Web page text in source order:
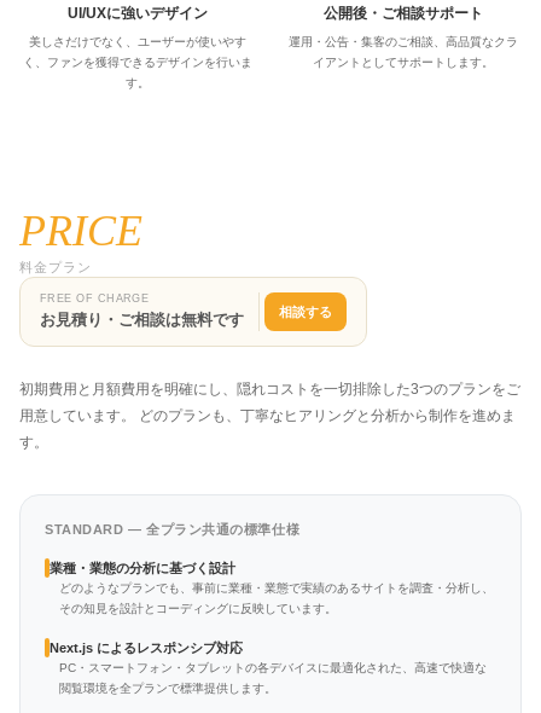
UI/UXに強いデザイン
美しさだけでなく、ユーザーが使いやす
く、ファンを獲得できるデザインを行いま
す。
公開後・ご相談サポート
運用・公告・集客のご相談、高品質なクラ
イアントとしてサポートします。
PRICE
料金プラン
FREE OF CHARGE
お見積り・ご相談は無料です 相談する
初期費用と月額費用を明確にし、隠れコストを一切排除した3つのプランをご
用意しています。 どのプランも、丁寧なヒアリングと分析から制作を進めま
す。
STANDARD — 全プラン共通の標準仕様
業種・業態の分析に基づく設計
どのようなプランでも、事前に業種・業態で実績のあるサイトを調査・分析し、
その知見を設計とコーディングに反映しています。
Next.js によるレスポンシブ対応
PC・スマートフォン・タブレットの各デバイスに最適化された、高速で快適な
閲覧環境を全プランで標準提供します。